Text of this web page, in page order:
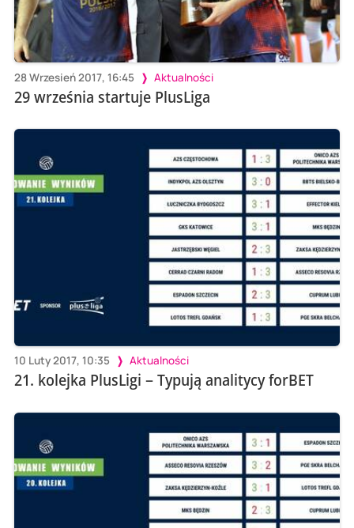
28 Wrzesień 2017, 16:45 Aktualności
29 września startuje PlusLiga
10 Luty 2017, 10:35 Aktualności
21. kolejka PlusLigi – Typują analitycy forBET